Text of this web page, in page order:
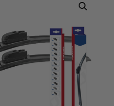
mi is bízunk.